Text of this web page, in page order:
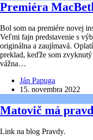
Premiéra
Bol som na premiére novej
Veľmi fajn predstavenie s
originálna a zaujímavá.
preklad, keďže som
vážna…
Ján Papuga
15. novembra 2022
Matovič má
Link na blog Pravdy.